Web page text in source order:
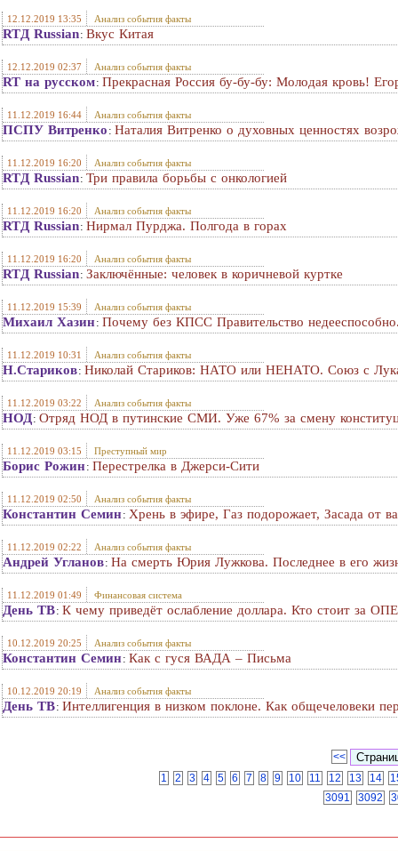
12.12.2019 13:35 Анализ события факты
RTД Russian: Вкус Китая
12.12.2019 02:37 Анализ события факты
RT на русском: Прекрасная Россия бу-бу-бу: Молодая кровь!
11.12.2019 16:44 Анализ события факты
ПСПУ Витренко : Наталия Витренко о духовных ценностях
11.12.2019 16:20 Анализ события факты
RTД Russian: Три правила борьбы с онкологией
11.12.2019 16:20 Анализ события факты
RTД Russian: Нирмал Пурджа. Полгода в горах
11.12.2019 16:20 Анализ события факты
RTД Russian: Заключённые: человек в коричневой куртке
11.12.2019 15:39 Анализ события факты
Михаил Хазин: Почему без КПСС Правительство
11.12.2019 10:31 Анализ события факты
Н.Стариков: Николай Стариков: НАТО или НЕНАТО. Союз с
11.12.2019 03:22 Анализ события факты
НОД: Отряд НОД в путинские СМИ. Уже 67% за смену
11.12.2019 03:15 Преступный мир
Борис Рожин: Перестрелка в Джерси-Сити
11.12.2019 02:50 Анализ события факты
Константин Семин: Хрень в эфире, Газ подорожает, Засада от
11.12.2019 02:22 Анализ события факты
Андрей Угланов: На смерть Юрия Лужкова. Последнее в его
11.12.2019 01:49 Финансовая система
День ТВ: К чему приведёт ослабление доллара. Кто стоит за
10.12.2019 20:25 Анализ события факты
Константин Семин: Как с гуся ВАДА – Письма
10.12.2019 20:19 Анализ события факты
День ТВ: Интеллигенция в низком поклоне. Как общечеловеки
<<
1
2 3 4 5 6 7 8 9 10 11 12 13 14
3091
3092